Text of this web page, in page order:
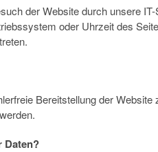
der Website durch unsere
oder Uhrzeit des
Bereitstellung der
Daten?